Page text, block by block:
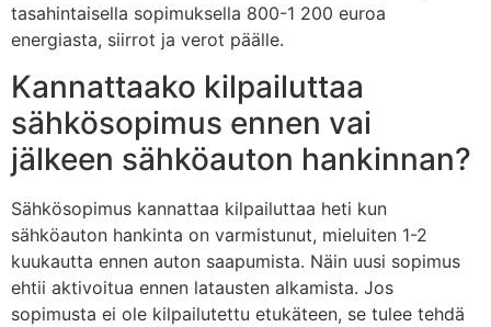
tasahintaisella sopimuksella 800-1 200 euroa
energiasta, siirrot ja verot päälle.
Kannattaako kilpailuttaa
sähkösopimus ennen vai
jälkeen sähköauton hankinnan?
Sähkösopimus kannattaa kilpailuttaa heti kun
sähköauton hankinta on varmistunut, mieluiten 1-2
kuukautta ennen auton saapumista. Näin uusi sopimus
ehtii aktivoitua ennen latausten alkamista. Jos
sopimusta ei ole kilpailutettu etukäteen, se tulee tehdä